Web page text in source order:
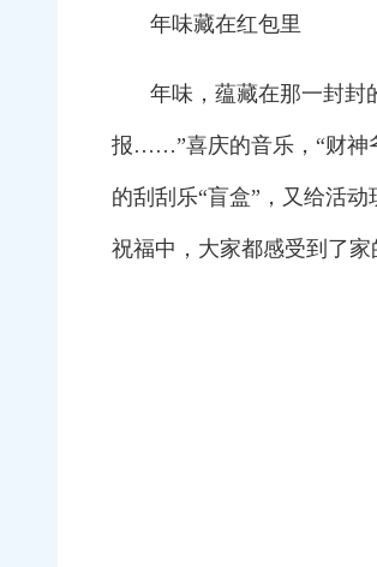
年味藏在红包里
年味，蕴藏在那一封封
报……”喜庆的音乐，“财神
的刮刮乐“盲盒”，又给活
祝福中，大家都感受到了家